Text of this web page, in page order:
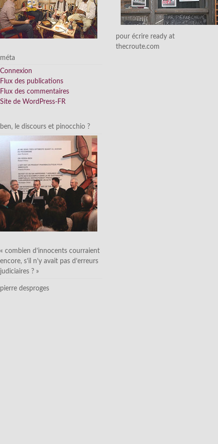
méta
Connexion
Flux des publications
Flux des commentaires
Site de WordPress-FR
ben, le discours et pinocchio ?
« combien d’innocents courraient
encore, s’il n’y avait pas d’erreurs
judiciaires ? »
pierre desproges
pour écrire ready at
thecroute.com